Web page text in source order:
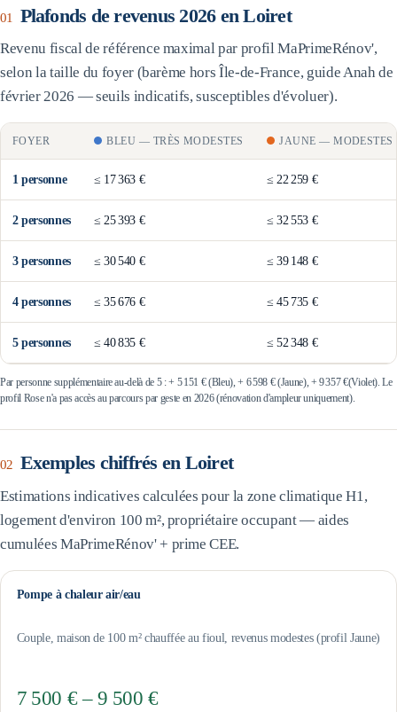
01 Plafonds de revenus 2026 en Loiret
Revenu fiscal de référence maximal par profil MaPrimeRénov',
selon la taille du foyer (barème hors Île-de-France, guide Anah de
février 2026 — seuils indicatifs, susceptibles d'évoluer).
FOYER BLEU — TRÈS MODESTES JAUNE —MODESTES
1 personne ≤ 17 363 € ≤ 22 259 €
2personnes ≤ 25 393 € ≤32 553 €
3personnes ≤30 540 € ≤39 148 €
4personnes ≤35 676 € ≤45 735 €
5personnes ≤40 835 € ≤52 348 €
Par personne supplémentaire au-delà de 5 : + 5 151 €(Bleu), + 6 598 €(Jaune), + 9 357 €(Violet). Le
profil Rose n'a pas accès au parcours par geste en 2026 (rénovation d'ampleur uniquement).
02 Exemples chiffrés en Loiret
Estimations indicatives calculées pour la zone climatique H1 ,
logement d'environ 100 m², propriétaire occupant — aides
cumulées MaPrimeRénov' + prime CEE.
Pompe à chaleur air/eau
Couple, maison de 100 m² chauffée au fioul, revenus modestes (profil Jaune)
7 500 € – 9 500 €